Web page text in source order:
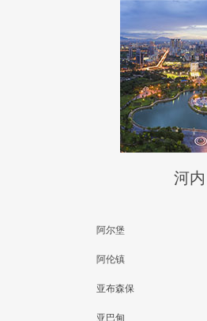
河内
阿尔堡
阿伦镇
亚布森保
亚巴甸